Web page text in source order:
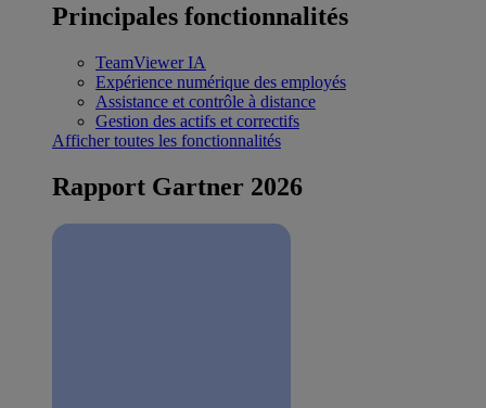
Principales fonctionnalités
TeamViewer IA
Expérience numérique des employés
Assistance et contrôle à distance
Gestion des actifs et correctifs
Afficher toutes les fonctionnalités
Rapport Gartner 2026